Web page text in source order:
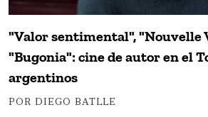
"Valor sentimental", "Nouvelle
"Bugonia": cine de autor en el
argentinos
POR DIEGO BATLLE